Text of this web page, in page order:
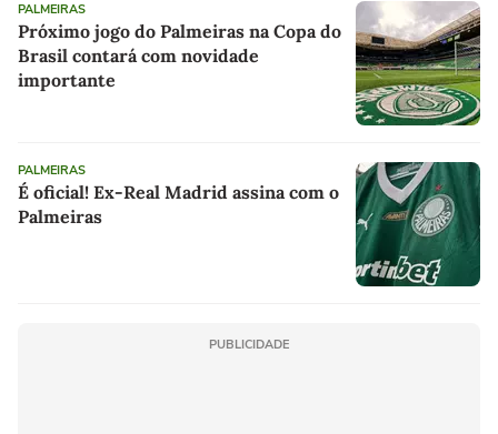
PALMEIRAS
Próximo jogo do Palmeiras na Copa do
Brasil contará com novidade
importante
PALMEIRAS
É oficial! Ex-Real Madrid assina com o
Palmeiras
PUBLICIDADE